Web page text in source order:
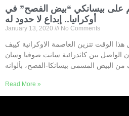
على بيسانكي “بيض الفصح” في
أوكرانيا.. إبداع لا حدود له
January 13, 2020 No Comments
الوقت تتزين العاصمة الاوكرانية كييف
الواصل بين كاثدرائية سانت صوفيا وسان
من البيض المسمى بيسانكا-الفصح، بألوانه
Read More »